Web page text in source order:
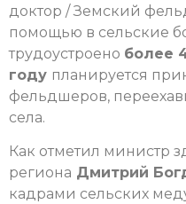
доктор / Земский
помощью в сельские
трудоустроено более
году планируется
фельдшеров,
села.
Как отметил министр
региона Дмитрий
кадрами сельских